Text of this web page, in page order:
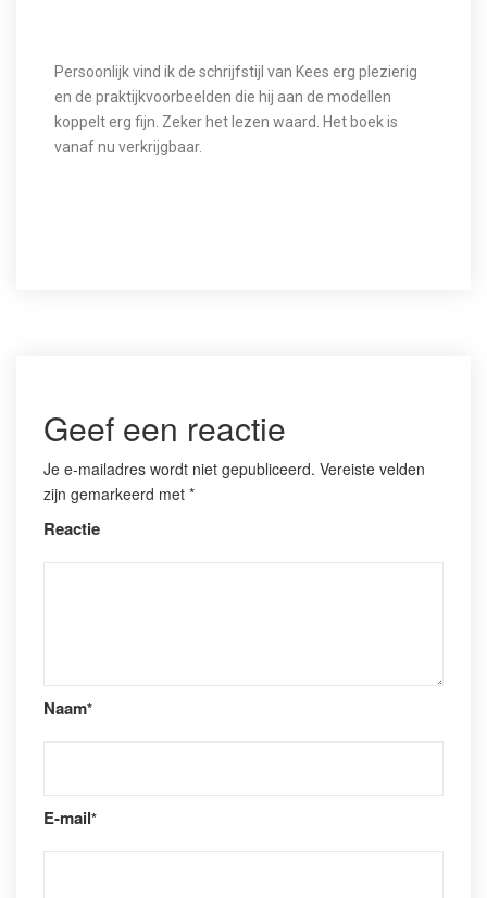
Persoonlijk vind ik de schrijfstijl van Kees erg plezierig
en de praktijkvoorbeelden die hij aan de modellen
koppelt erg fijn. Zeker het lezen waard. Het boek is
vanaf nu verkrijgbaar.
Geef een reactie
Je e-mailadres wordt niet gepubliceerd. Vereiste velden
zijn gemarkeerd met *
Reactie
Naam*
E-mail*